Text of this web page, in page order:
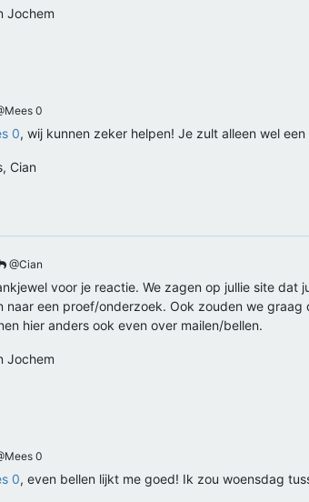
Jochem
0
0, wij kunnen zeker helpen! Je zult alleen wel
Cian
@Cian
voor je reactie. We zagen op jullie site dat
naar een proef/onderzoek. Ook zouden we
hier anders ook even over mailen/bellen.
Jochem
0
0, even bellen lijkt me goed! Ik zou woensdag